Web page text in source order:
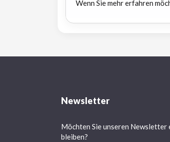
Wenn Sie mehr erfahren
Newsletter
Möchten Sie unseren Newsletter
bleiben?